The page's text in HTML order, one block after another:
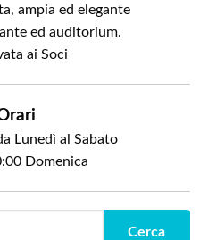
ampia ed elegante
ed auditorium.
ai Soci
Lunedì al Sabato
Domenica